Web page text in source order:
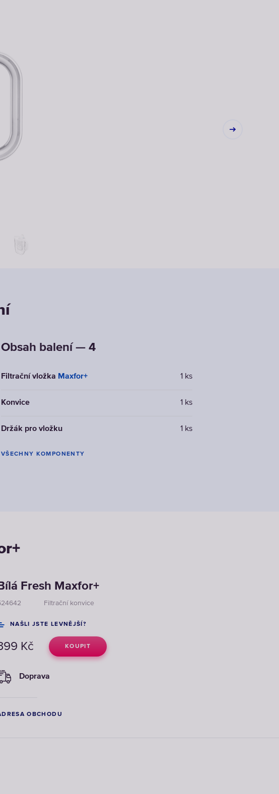
Obsah balení — 4
Filtrační vložka Maxfor+ 1 ks
Konvice 1 ks
Držák pro vložku 1 ks
VŠECHNY KOMPONENTY
Bílá Fresh Maxfor+
Filtrační konvice
NAŠLI JSTE LEVNĚJŠÍ?
Kč KOUPIT
Doprava
OBCHODU